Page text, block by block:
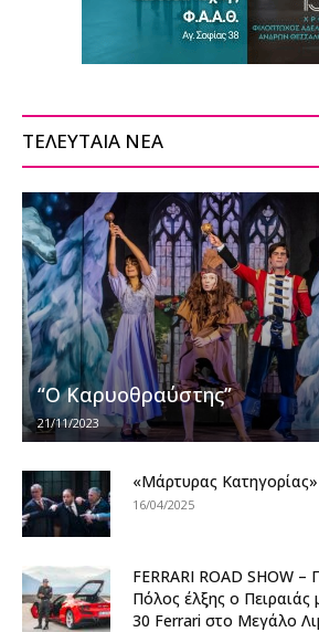
ΤΕΛΕΥΤΑΙΑ ΝΕΑ
“Ο Καρυοθραύστης”
21/11/2023
«Μάρτυρας
16/04/2025
FERRARI ROAD SHOW –
Πόλος έλξης ο
30 Ferrari στο Μεγάλο